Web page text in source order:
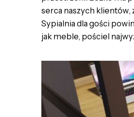
serca naszych klientów,
Sypialnia dla gości
jak meble, pościel